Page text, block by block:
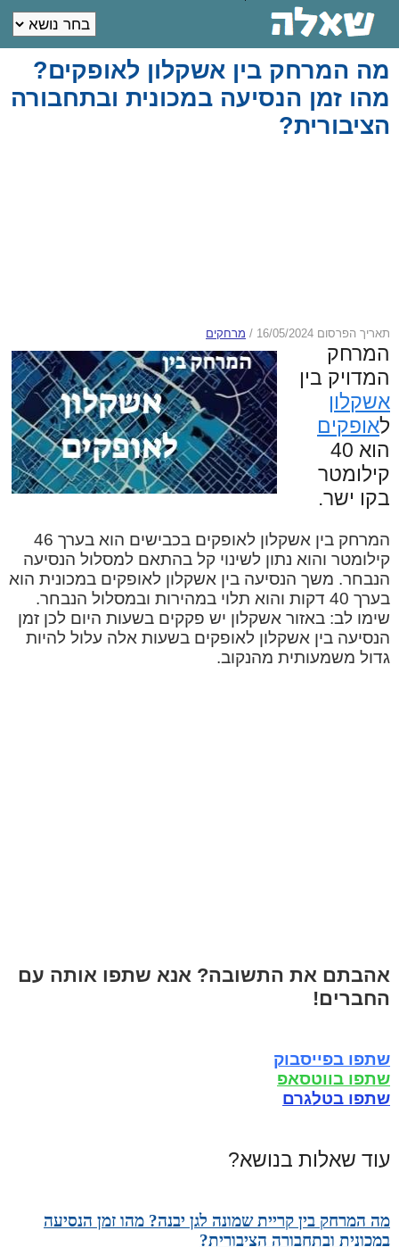
מה המרחק בין אשקלון לאופקים?
מהו זמן הנסיעה במכונית ובתחבורה
הציבורית?
תאריך הפרסום 16/05/2024 / מרחקים
המרחק
המדויק בין
אשקלון
לאופקים
הוא 40
קילומטר
בקו ישר.
המרחק בין אשקלון לאופקים בכבישים הוא בערך 46
קילומטר והוא נתון לשינוי קל בהתאם למסלול הנסיעה
הנבחר. משך הנסיעה בין אשקלון לאופקים במכונית הוא
בערך 40 דקות והוא תלוי במהירות ובמסלול הנבחר.
שימו לב: באזור אשקלון יש פקקים בשעות היום לכן זמן
הנסיעה בין אשקלון לאופקים בשעות אלה עלול להיות
גדול משמעותית מהנקוב.
אהבתם את התשובה? אנא שתפו אותה עם
החברים!
שתפו בפייסבוק
שתפו בווטסאפ
שתפו בטלגרם
עוד שאלות בנושא?
מה המרחק בין קריית שמונה לגן יבנה? מהו זמן הנסיעה
במכונית ובתחבורה הציבורית?